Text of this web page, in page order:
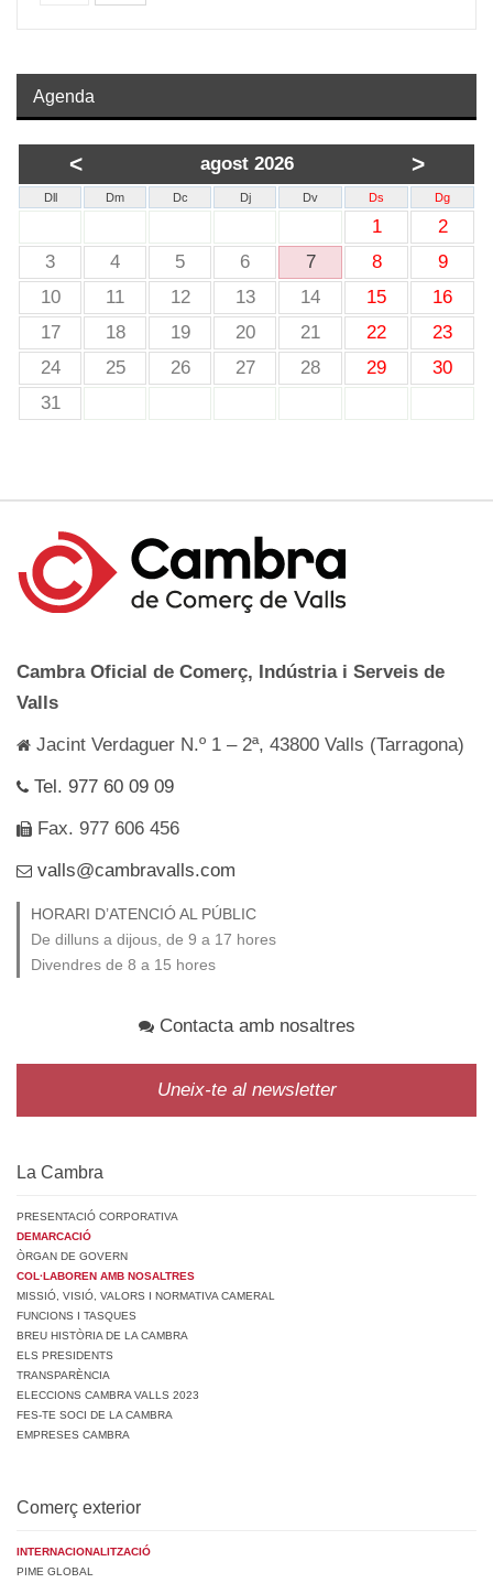
Agenda
< agost 2026 >
Dll Dm Dc Dj Dv Ds Dg
1
2
3
4 5 6 7 8
9
10
11 12 13 14 15
16
17
18 19 20 21 22
23
24
25 26 27 28 29
30
31
Cambra Oficial de Comerç, Indústria i Serveis de
Valls
Jacint Verdaguer N.º 1 – 2ª, 43800 Valls (Tarragona)
Tel. 977 60 09 09
Fax. 977 606 456
valls@cambravalls.com
HORARI D’ATENCIÓ AL PÚBLIC
De dilluns a dijous, de 9 a 17 hores
Divendres de 8 a 15 hores
Contacta amb nosaltres
Uneix-te al newsletter
La Cambra
PRESENTACIÓ CORPORATIVA
DEMARCACIÓ
ÒRGAN DE GOVERN
COL·LABOREN AMB NOSALTRES
MISSIÓ, VISIÓ, VALORS I NORMATIVA CAMERAL
FUNCIONS I TASQUES
BREU HISTÒRIA DE LA CAMBRA
ELS PRESIDENTS
TRANSPARÈNCIA
ELECCIONS CAMBRA VALLS 2023
FES-TE SOCI DE LA CAMBRA
EMPRESES CAMBRA
Comerç exterior
INTERNACIONALITZACIÓ
PIME GLOBAL